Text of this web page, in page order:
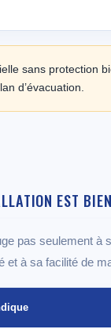
sans protection
d’évacuation.
EST
pas seulement
et à sa facilité de